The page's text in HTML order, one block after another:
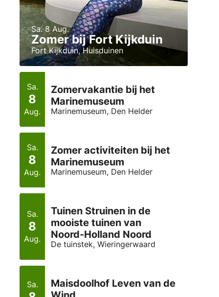
Sa. 8 Aug.
Zomer bij Fort Kijkduin
Fort Kijkduin, Huisduinen
Sa.
8
Aug.
Zomervakantie bij het
Marinemuseum
Marinemuseum, Den Helder
Sa.
8
Aug.
Zomer activiteiten bij het
Marinemuseum
Marinemuseum, Den Helder
Sa.
8
Aug.
Tuinen Struinen in de
mooiste tuinen van
Noord-Holland Noord
De tuinstek, Wieringerwaard
Sa.
Maisdoolhof Leven van de